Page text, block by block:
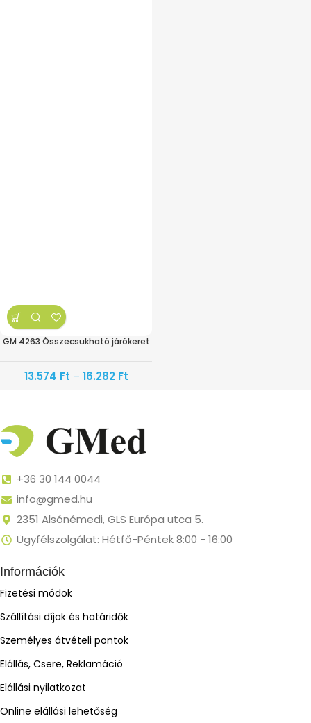
GM 4263 Összecsukható járókeret
13.574 Ft – 16.282 Ft
+36 30 144 0044
info@gmed.hu
2351 Alsónémedi, GLS Európa utca 5.
Ügyfélszolgálat: Hétfő-Péntek 8:00 - 16:00
Információk
Fizetési módok
Szállítási díjak és határidők
Személyes átvételi pontok
Elállás, Csere, Reklamáció
Elállási nyilatkozat
Online elállási lehetőség